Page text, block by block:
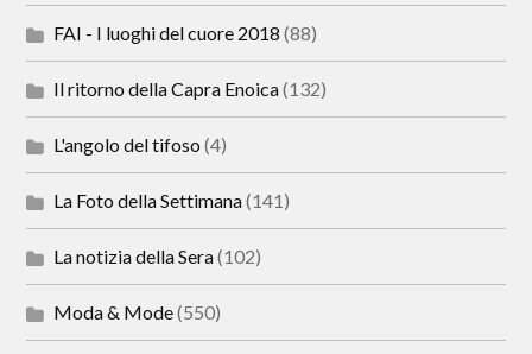
FAI - I luoghi del cuore 2018 (88)
Il ritorno della Capra Enoica(132)
L'angolo del tifoso (4)
La Foto della Settimana(141)
La notizia della Sera(102)
Moda & Mode(550)